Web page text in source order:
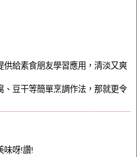
給素食朋友學習應用，清淡又爽
豆干等簡單烹調作法，那就更令
味呀!讚!